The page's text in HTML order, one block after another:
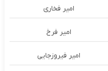
امیر فخاری
امیر فرخ
امیر فیروزجایی